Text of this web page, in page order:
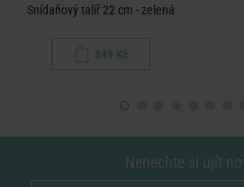
Snídaňový talíř 22 cm - zelená
349 Kč
Nenechte si ujít